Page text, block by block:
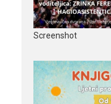
Screenshot